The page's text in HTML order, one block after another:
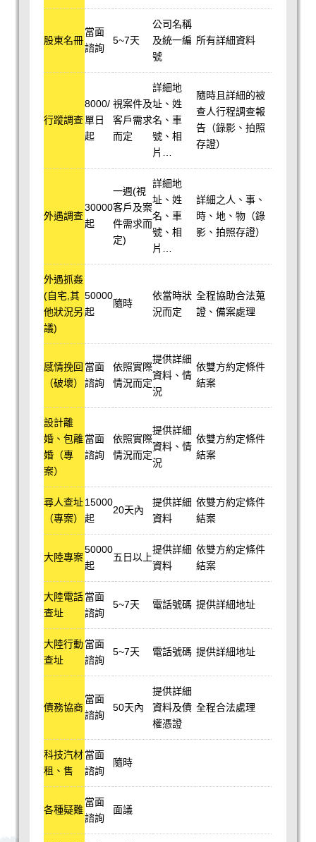
股東名冊
當面
諮詢
5~7天
公司名稱
及統一編
號
所有詳細資料
行蹤調查
8000/
單日
起
視案件及
客戶需求
而定
詳細地
址、姓
名、車
號、相
片…
隨時且詳細的被
查人行程調查報
告（錄影、拍照
存證）
外遇調查
30000
起
一週(視
客戶及案
件需求而
定)
詳細地
址、姓
名、車
號、相
片…
詳細之人、事、
時、地、物（錄
影、拍照存證）
外遇抓姦
(自宅,其
他狀況另
議)
50000
起
隨時
依當時狀
況而定
全程協助合法蒐
證、備案處理
感情挽回
（破壞）
當面
諮詢
依照實際
情況而定
提供詳細
資料、情
況
依雙方約定條件
結案
設計離
婚、包離
婚（專
案）
當面
諮詢
依照實際
情況而定
提供詳細
資料、情
況
依雙方約定條件
結案
尋人查址
（專案）
15000
起
20天內
提供詳細
資料
依雙方約定條件
結案
大陸專案
50000
起
五日以上
提供詳細
資料
依雙方約定條件
結案
大陸電話
查址
當面
諮詢
5~7天 電話號碼 提供詳細地址
大陸行動
查址
當面
諮詢
5~7天 電話號碼 提供詳細地址
債務協商
當面
諮詢
50天內
提供詳細
資料及債
權憑證
全程合法處理
科技汽材
租、售
當面
諮詢
隨時
各種疑難
當面
諮詢
面議